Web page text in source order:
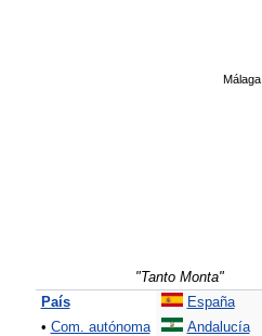
Málaga
"Tanto Monta"
País
España
• Com. autónoma
Andalucía